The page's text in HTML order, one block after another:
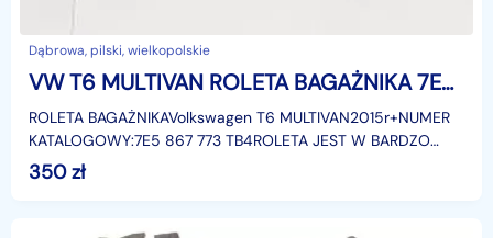
Dąbrowa, pilski, wielkopolskie
VW T6 MULTIVAN ROLETA BAGAŻNIKA 7E5867773 TB4 Volkswagen
ROLETA BAGAŻNIKAVolkswagen T6 MULTIVAN2015r+NUMER
KATALOGOWY:7E5 867 773 TB4ROLETA JEST W BARDZO
DOBRYM STANIE WIDOCZNYM NA ZDJĘCIACH
350zł